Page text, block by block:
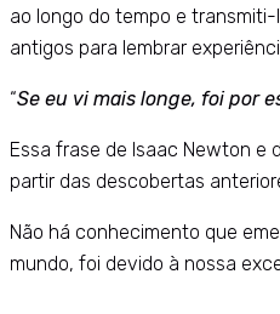
ao longo do tempo e
antigos para lembrar
“Se eu vi mais longe, foi por
Essa frase de Isaac Newton e
partir das descobertas
Não há conhecimento que
mundo, foi devido à nossa